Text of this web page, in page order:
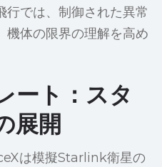
行では、制御された異常
機体の限界の理解を高め
ート：スタ
展開
は模擬Starlink衛星の